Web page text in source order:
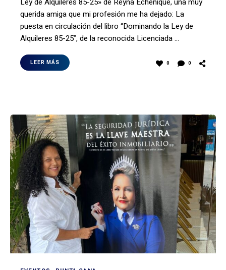
querida amiga que mi profesión me ha dejado: La
puesta en circulación del libro “Dominando la Ley de
Alquileres 85-25”, de la reconocida Licenciada …
LEER MÁS 0 0